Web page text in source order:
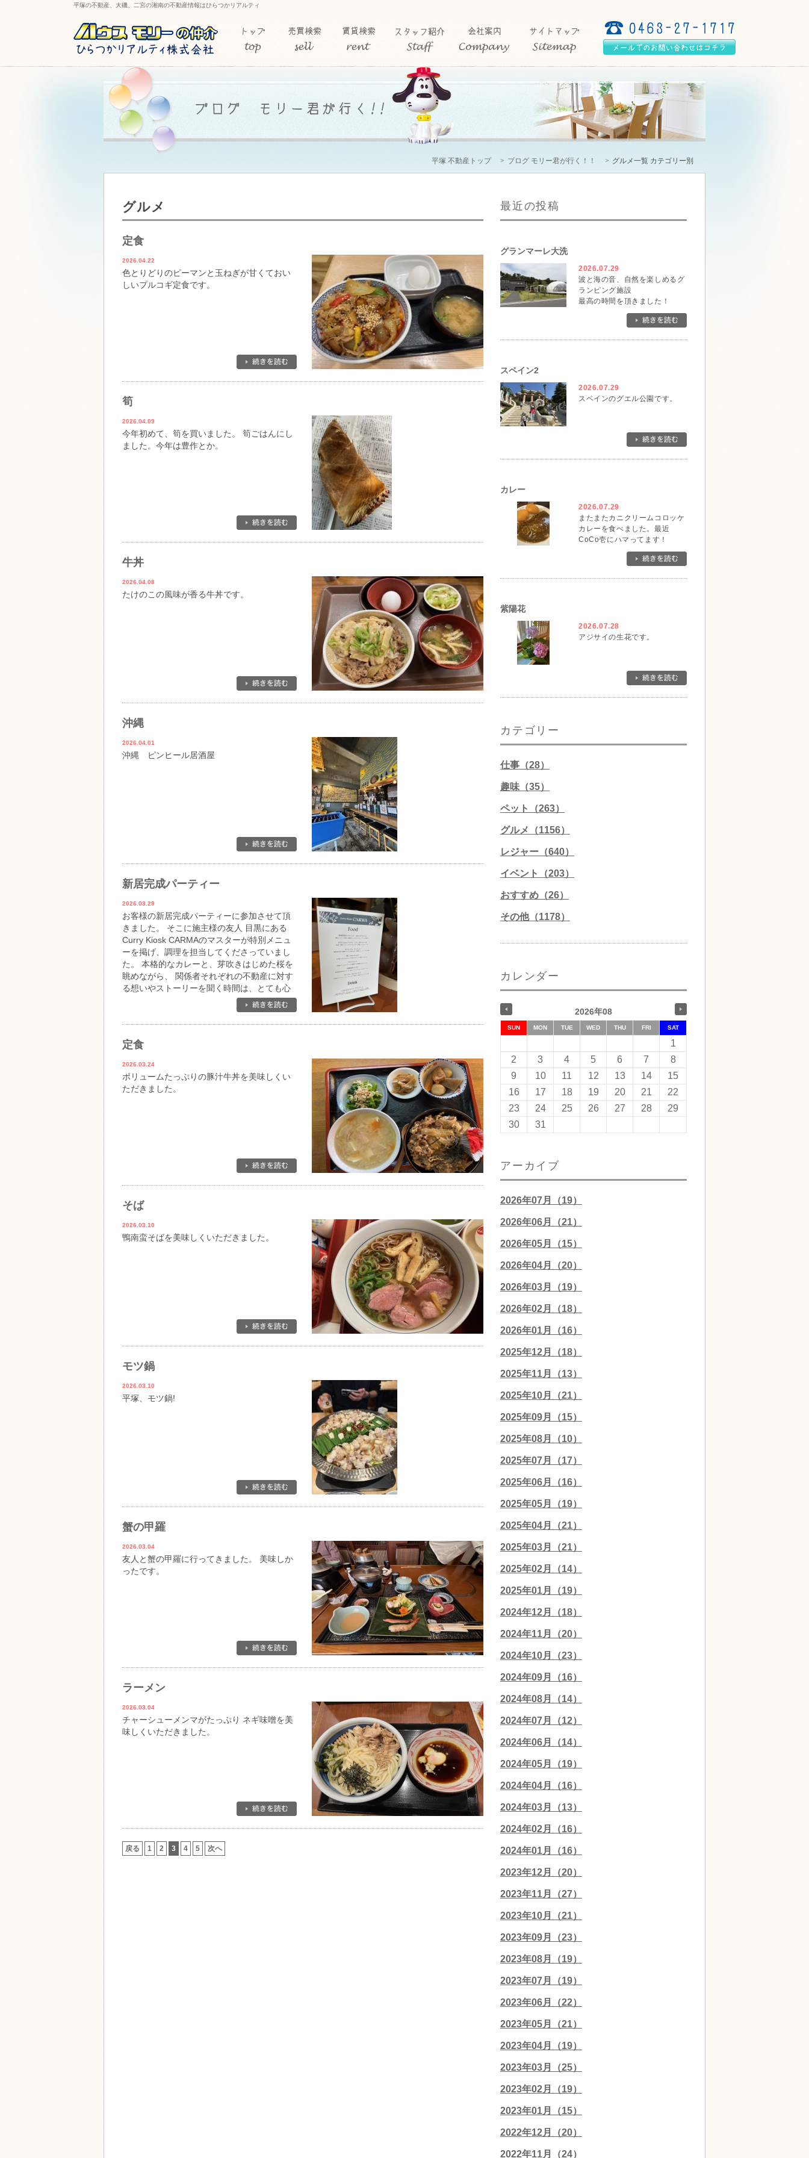
平塚の不動産、大磯、二宮の湘南の不動産情報はひらつかリアルティ
平塚 不動産トップ ブログ モリー君が行く！！ グルメ一覧 カテゴリー別
グルメ
定食
2026.04.22
色とりどりのピーマンと玉ねぎが甘くておい
しいプルコギ定食です。
筍
2026.04.09
今年初めて、筍を買いました。 筍ごはんにし
ました。今年は豊作とか。
牛丼
2026.04.08
たけのこの風味が香る牛丼です。
沖縄
2026.04.01
沖縄 ピンヒール居酒屋
新居完成パーティー
2026.03.29
お客様の新居完成パーティーに参加させて頂
きました。 そこに施主様の友人 目黒にある
Curry Kiosk CARMAのマスターが特別メニュ
ーを掲げ、調理を担当してくださっていまし
た。 本格的なカレーと、芽吹きはじめた桜を
眺めながら、 関係者それぞれの不動産に対す
る想いやストーリーを聞く時間は、とても心
地良く、暖かい空気に包まれていました。 お
手伝いさせて頂き、ありがとうございまし
た！
定食
2026.03.24
ボリュームたっぷりの豚汁牛丼を美味しくい
ただきました。
そば
2026.03.10
鴨南蛮そばを美味しくいただきました。
モツ鍋
2026.03.10
平塚、モツ鍋!
蟹の甲羅
2026.03.04
友人と蟹の甲羅に行ってきました。 美味しか
ったです。
ラーメン
2026.03.04
チャーシューメンマがたっぷり ネギ味噌を美
味しくいただきました。
戻る 1 2 3 4 5 次へ
最近の投稿
グランマーレ大洗
2026.07.29
波と海の音、自然を楽しめるグ
ランピング施設
最高の時間を頂きました！
スペイン2
2026.07.29
スペインのグエル公園です。
カレー
2026.07.29
またまたカニクリームコロッケ
カレーを食べました。最近
CoCo壱にハマってます！
紫陽花
2026.07.28
アジサイの生花です。
カテゴリー
仕事（28）
趣味（35）
ペット（263）
グルメ（1156）
レジャー（640）
イベント（203）
おすすめ（26）
その他（1178）
カレンダー
2026年08
SUN MON TUE WED THU FRI SAT
1
2
3 4 5 6 7
8
9
10 11 12 13 14
15
16
17 18 19 20 21
22
23
24 25 26 27 28
29
30
31
アーカイブ
2026年07月（19）
2026年06月（21）
2026年05月（15）
2026年04月（20）
2026年03月（19）
2026年02月（18）
2026年01月（16）
2025年12月（18）
2025年11月（13）
2025年10月（21）
2025年09月（15）
2025年08月（10）
2025年07月（17）
2025年06月（16）
2025年05月（19）
2025年04月（21）
2025年03月（21）
2025年02月（14）
2025年01月（19）
2024年12月（18）
2024年11月（20）
2024年10月（23）
2024年09月（16）
2024年08月（14）
2024年07月（12）
2024年06月（14）
2024年05月（19）
2024年04月（16）
2024年03月（13）
2024年02月（16）
2024年01月（16）
2023年12月（20）
2023年11月（27）
2023年10月（21）
2023年09月（23）
2023年08月（19）
2023年07月（19）
2023年06月（22）
2023年05月（21）
2023年04月（19）
2023年03月（25）
2023年02月（19）
2023年01月（15）
2022年12月（20）
2022年11月（24）